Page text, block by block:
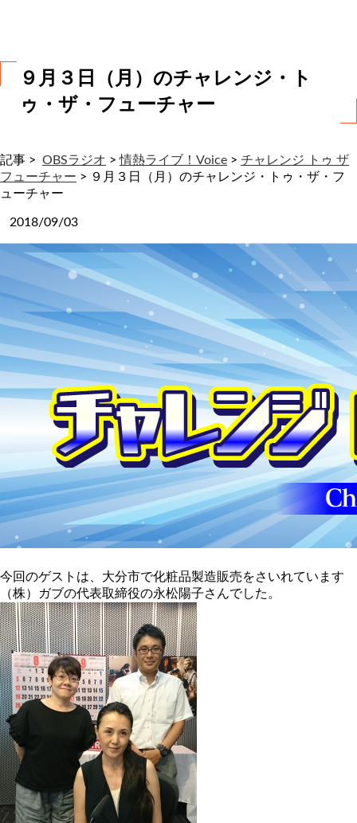
９月３日（月）のチャレンジ・ト
ゥ・ザ・フューチャー
記事 > OBSラジオ >情熱ライブ！Voice > チャレンジ トゥ ザ
フューチャー > ９月３日（月）のチャレンジ・トゥ・ザ・フ
ューチャー
2018/09/03
今回のゲストは、大分市で化粧品製造販売をさいれています
（株）ガブの代表取締役の永松陽子さんでした。